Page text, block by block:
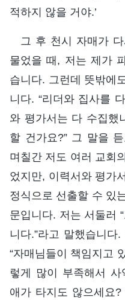
적하지 않을 거야.’
그 후 천시 자매가
물었을 때, 저는 제가
습니다. 그런데 뜻밖에
니다. “리더와 집사를
와 평가서는 다 수집했
할 건가요?” 그 말을
며칠간 저도 여러 교회
었지만, 이력서와 평가
정식으로 선출할 수 있
문입니다. 저는 서둘러
니다.”라고 말했습니
“자매님들이 책임지고
렇게 많이 부족해서
애가 타지도 않으세요